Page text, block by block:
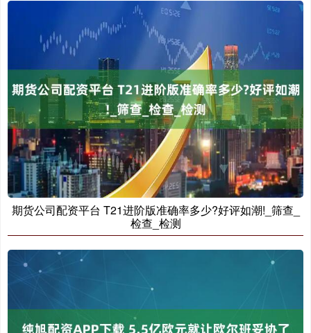
期货公司配资平台 T21进阶版准确率多少?好评如潮!_筛查_
检查_检测